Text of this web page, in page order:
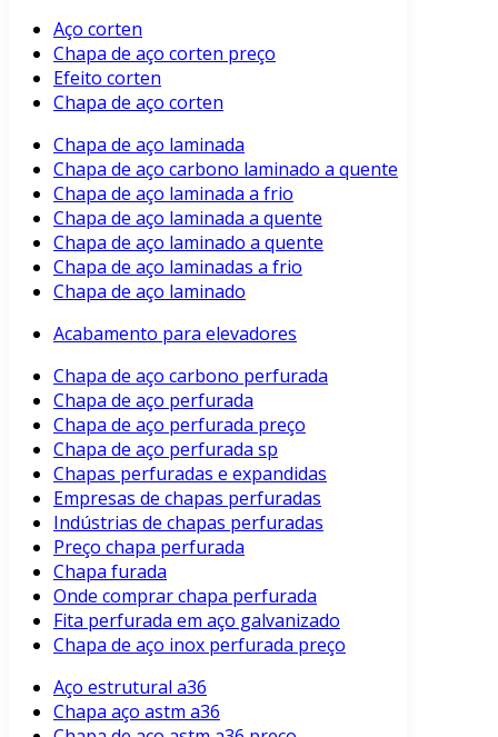
Aço corten
Chapa de aço corten preço
Efeito corten
Chapa de aço corten
Chapa de aço laminada
Chapa de aço carbono laminado a quente
Chapa de aço laminada a frio
Chapa de aço laminada a quente
Chapa de aço laminado a quente
Chapa de aço laminadas a frio
Chapa de aço laminado
Acabamento para elevadores
Chapa de aço carbono perfurada
Chapa de aço perfurada
Chapa de aço perfurada preço
Chapa de aço perfurada sp
Chapas perfuradas e expandidas
Empresas de chapas perfuradas
Indústrias de chapas perfuradas
Preço chapa perfurada
Chapa furada
Onde comprar chapa perfurada
Fita perfurada em aço galvanizado
Chapa de aço inox perfurada preço
Aço estrutural a36
Chapa aço astm a36